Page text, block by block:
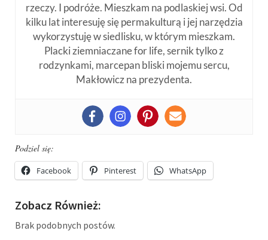
rzeczy. I podróże. Mieszkam na podlaskiej wsi. Od
kilku lat interesuję się permakulturą i jej narzędzia
wykorzystuję w siedlisku, w którym mieszkam.
Placki ziemniaczane for life, sernik tylko z
rodzynkami, marcepan bliski mojemu sercu,
Makłowicz na prezydenta.
Podziel się:
Facebook Pinterest WhatsApp
Zobacz Również:
Brak podobnych postów.